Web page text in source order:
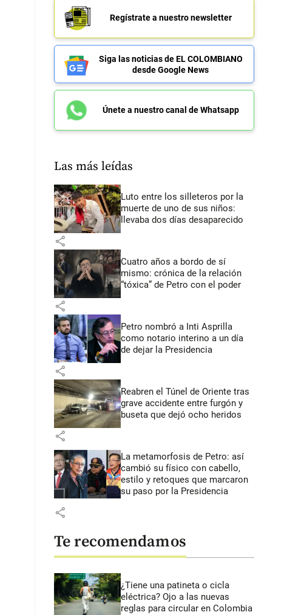
Regístrate a nuestro newsletter
Siga las noticias de EL COLOMBIANO
desde Google News
Únete a nuestro canal de Whatsapp
Las más leídas
Luto entre los silleteros por la
muerte de uno de sus niños:
llevaba dos días desaparecido
share
Cuatro años a bordo de sí
mismo: crónica de la relación
“tóxica” de Petro con el poder
share
Petro nombró a Inti Asprilla
como notario interino a un día
de dejar la Presidencia
share
Reabren el Túnel de Oriente tras
grave accidente entre furgón y
buseta que dejó ocho heridos
share
La metamorfosis de Petro: así
cambió su físico con cabello,
estilo y retoques que marcaron
su paso por la Presidencia
share
Te recomendamos
¿Tiene una patineta o cicla
eléctrica? Ojo a las nuevas
reglas para circular en Colombia